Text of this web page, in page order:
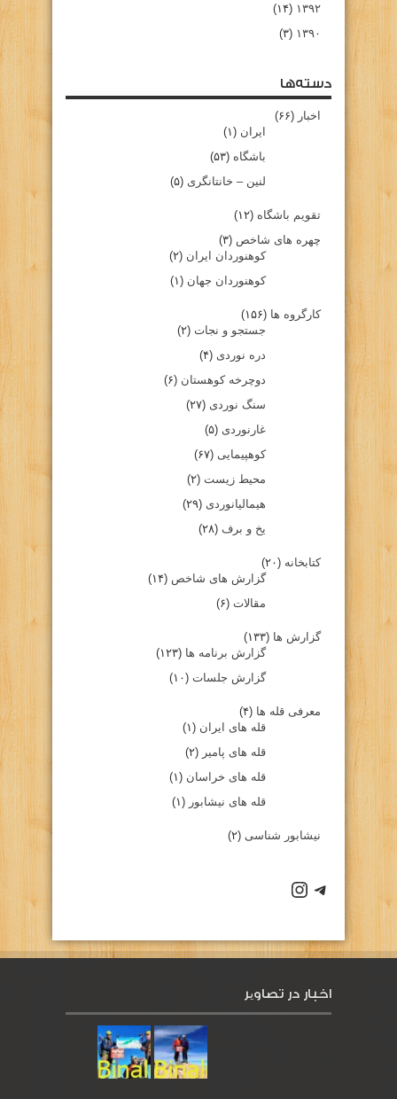
۱۳۹۲ (۱۴)
۱۳۹۰ (۳)
دسته‌ها
اخبار (۶۶)
ایران (۱)
باشگاه (۵۳)
لنین – خانتانگری (۵)
تقویم باشگاه (۱۲)
چهره های شاخص (۳)
کوهنوردان ایران (۲)
کوهنوردان جهان (۱)
کارگروه ها (۱۵۶)
جستجو و نجات (۲)
دره نوردی (۴)
دوچرخه کوهستان (۶)
سنگ نوردی (۲۷)
غارنوردی (۵)
کوهپیمایی (۶۷)
محیط زیست (۲)
هیمالیانوردی (۲۹)
یخ و برف (۲۸)
کتابخانه (۲۰)
گزارش های شاخص (۱۴)
مقالات (۶)
گزارش ها (۱۳۳)
گزارش برنامه ها (۱۲۳)
گزارش جلسات (۱۰)
معرفی قله ها (۴)
قله های ایران (۱)
قله های پامیر (۲)
قله های خراسان (۱)
قله های نیشابور (۱)
نیشابور شناسی (۲)
كانال تلگرام باشگاه
صفحه اينستاگرام باشگاه
اخبار در تصاویر